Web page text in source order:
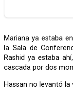
Mariana ya estaba en movimiento. Agarró su laptop y se dirigió a
la Sala de
Rashid ya estaba
cascada por dos
Hassan no levantó